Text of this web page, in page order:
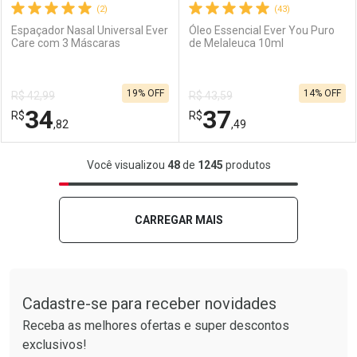
Comprar sem Desconto
Por R$ 148,77/cada
Comprar sem Desconto
Por R$ 148,77/cada
Comprar sem Desconto
Por R$ 8,59/cada
Comprar sem Desconto
Por R$ 8,59/cada
(2)
Espaçador Nasal Universal Ever
Care com 3 Máscaras
R$ 42,99
R$34,82
19% OFF
FECHAR
FECHAR
(43)
Óleo Essencial Ever You Puro
de Melaleuca 10ml
R$ 43,59
R$37,49
14% OFF
Você visualizou 48de 1245 produtos
CARREGAR MAIS
Cadastre-se para receber novidades
Receba as melhores ofertas e super descontos
exclusivos!